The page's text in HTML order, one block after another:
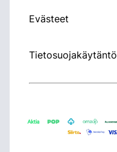
Evästeet
Tietosuojakäytäntö